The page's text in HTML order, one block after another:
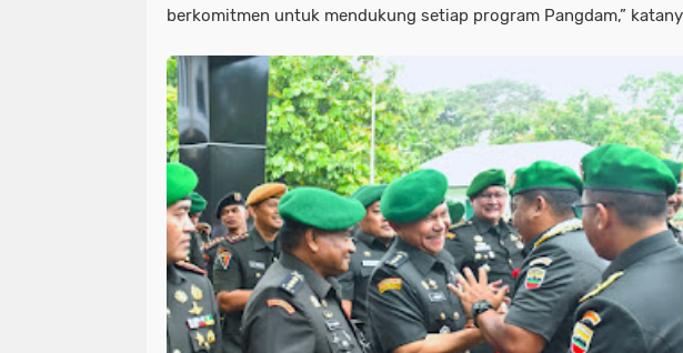
berkomitmen untuk mendukung setiap program Pangdam,”